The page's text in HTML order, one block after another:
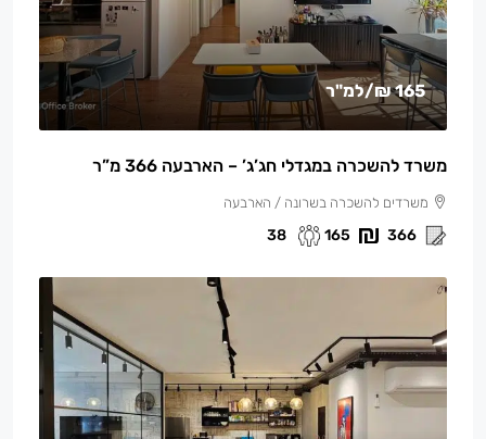
165 ₪ /למ"ר
משרד להשכרה במגדלי חג’ג’ – הארבעה 366 מ”ר
משרדים להשכרה בשרונה / הארבעה
366
165
38